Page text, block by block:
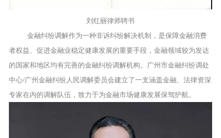
刘红丽律师聘书
金融纠纷调解作为一种非诉纠纷解决机制，是保障金融消费
者权益、促进金融业稳定健康发展的重要手段，金融领域较为发达
的国家和地区均有完善的金融纠纷调解机构。广州市金融纠纷调处
中心/广州金融纠纷人民调解委员会建立了一支涵盖金融、法律资深
专家在内的调解队伍，致力于为金融市场健康发展保驾护航。